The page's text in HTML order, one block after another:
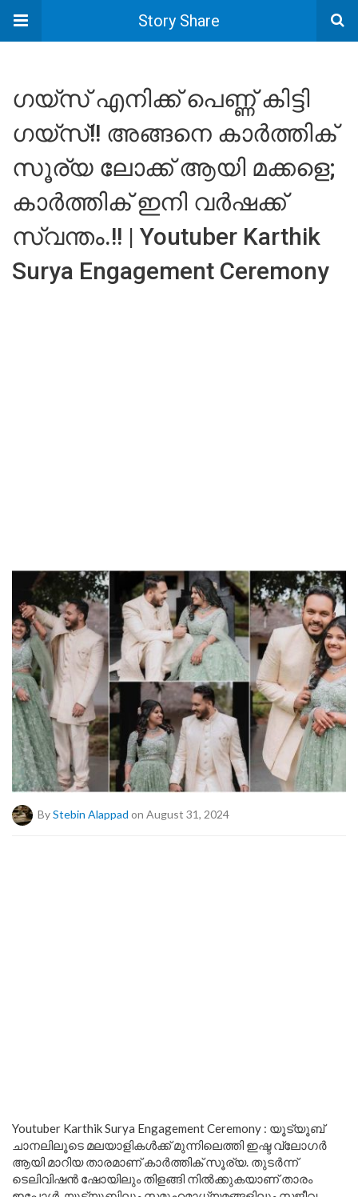
Story Share
ഗയ്‌സ് എനിക്ക് പെണ്ണ് കിട്ടി
ഗയ്‌സ്!! അങ്ങനെ കാർത്തിക്
സൂര്യ ലോക്ക് ആയി മക്കളെ;
കാർത്തിക് ഇനി വർഷക്ക്
സ്വന്തം.!! | Youtuber Karthik
Surya Engagement Ceremony
ByStebin Alappad on August 31, 2024
Youtuber Karthik Surya Engagement Ceremony : യൂട്യൂബ്
ചാനലിലൂടെ മലയാളികൾക്ക് മുന്നിലെത്തി ഇഷ്ട വ്ലോഗർ
ആയി മാറിയ താരമാണ് കാർത്തിക് സൂര്യ. തുടർന്ന്
ടെലിവിഷൻ ഷോയിലും തിളങ്ങി നിൽക്കുകയാണ് താരം